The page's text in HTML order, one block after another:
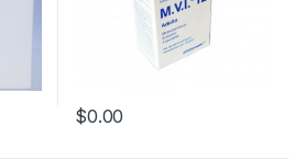
$0.00